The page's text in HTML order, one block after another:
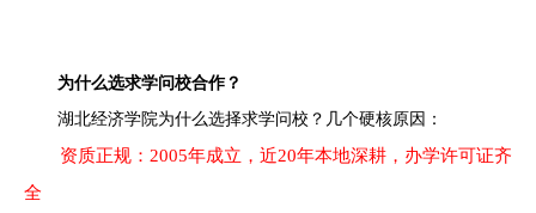
为什么选求学问校合作？
湖北经济学院为什么选择求学问校？几个硬核原因：
资质正规：2005年成立，近20年本地深耕，办学许可证齐
全